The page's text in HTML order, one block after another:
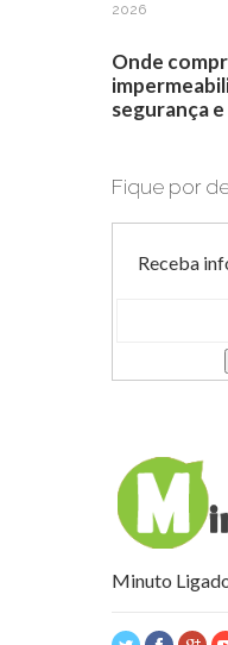
2026
Onde
segurança
Fique por
Receba
Minuto